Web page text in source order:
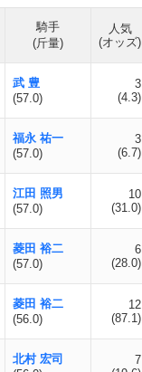
騎手
(斤量)
人気
(オッズ)
武 豊
(57.0)
3
(4.3)
福永 祐一
(57.0)
3
(6.7)
江田 照男
(57.0)
10
(31.0)
菱田 裕二
(57.0)
6
(28.0)
菱田 裕二
(56.0)
12
(87.1)
北村 宏司
7